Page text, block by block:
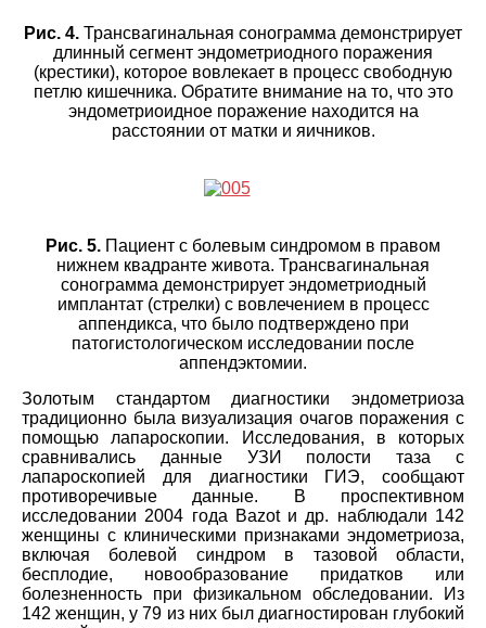
Рис. 4. Трансвагинальная сонограмма демонстрирует
длинный сегмент эндометриодного поражения
(крестики), которое вовлекает в процесс свободную
петлю кишечника. Обратите внимание на то, что это
эндометриоидное поражение находится на
расстоянии от матки и яичников.
Рис. 5. Пациент с болевым синдромом в правом
нижнем квадранте живота. Трансвагинальная
сонограмма демонстрирует эндометриодный
имплантат (стрелки) с вовлечением в процесс
аппендикса, что было подтверждено при
патогистологическом исследовании после
аппендэктомии.
Золотым стандартом диагностики эндометриоза
традиционно была визуализация очагов поражения с
помощью лапароскопии. Исследования, в которых
сравнивались данные УЗИ полости таза с
лапароскопией для диагностики ГИЭ, сообщают
противоречивые данные. В проспективном
исследовании 2004 года Bazot и др. наблюдали 142
женщины с клиническими признаками эндометриоза,
включая болевой синдром в тазовой области,
бесплодие, новообразование придатков или
болезненность при физикальном обследовании. Из
142 женщин, у 79 из них был диагностирован глубокий